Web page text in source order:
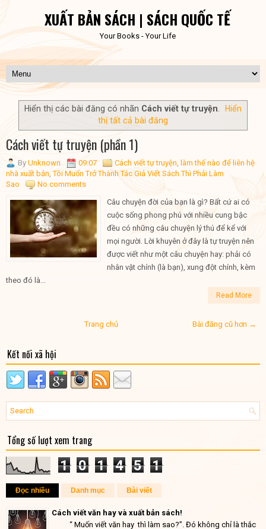
XUẤT BẢN SÁCH | SÁCH QUỐC TẾ
Your Books - Your Life
Hiển thị các bài đăng có nhãn Cách viết tự truyện.
Hiển
thị tất cả bài đăng
Cách viết tự truyện (phần 1)
By Unknown 09:07 Cách viết tự truyện làm thế nào để liên hệ
nhà xuất bản ,Tôi Muốn Trở Thành Tác Giả Viết Sách Thì Phải Làm
Sao
No comments
Câu chuyện đời của bạn là gì? Bất cứ ai có
cuộc sống phong phú với nhiều cung bậc
đều có những câu chuyện lý thú để kể với
mọi người. Lời khuyên ở đây là tự truyện nên
được viết như một câu chuyện hay: phải có
nhân vật chính (là bạn), xung đột chính, kèm
theo đó là...
Read More
Bài đăng cũ hơn →
Trang chủ
Kết nối xã hội
Tổng số lượt xem trang
1 0 1 4 5 1
Đọc nhiều Danh mục Bài viết
Cách viết văn hay và xuất bản sách!
“ Muốn viết văn hay thì làm sao?”. Đó không chỉ là thắc